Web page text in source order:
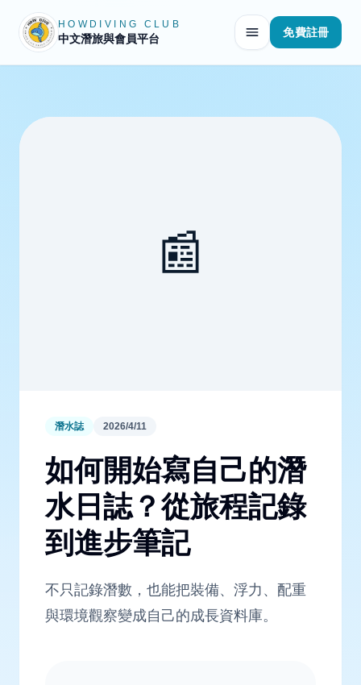
HOWDIVING CLUB
中文潛旅與會員平台 免費註冊
📰
潛水誌 2026/4/11
如何開始寫自己的潛
水日誌？從旅程記錄
到進步筆記
不只記錄潛數，也能把裝備、浮力、配重
與環境觀察變成自己的成長資料庫。